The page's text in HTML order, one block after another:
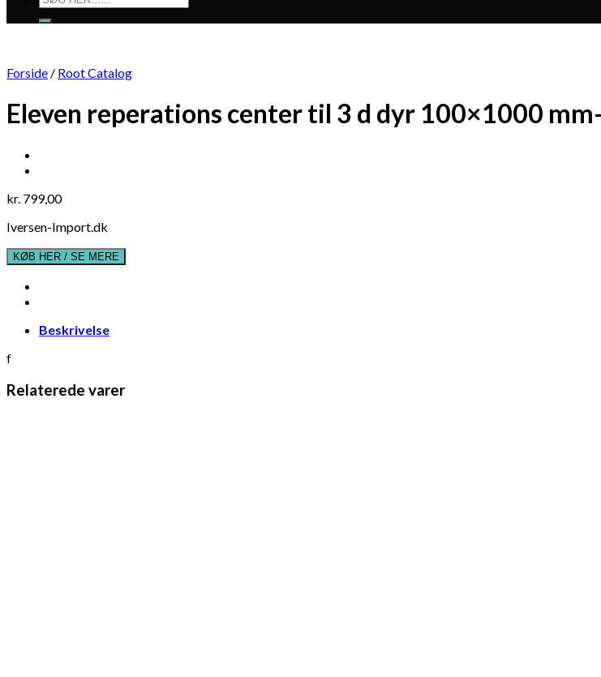
efter:
Forside / Root Catalog
Eleven reperations center til 3 d dyr 100×1000
kr. 799,00
Iversen-Import.dk
KØB HER / SE MERE
Beskrivelse
f
Relaterede varer